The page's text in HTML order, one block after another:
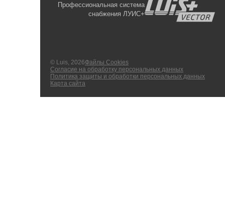
Профессиональная система
снабжения ЛУИС+
© Luis, 2026Файлы Cookies
Согласие на обработку персональных данных
Политика защиты и обработки персональных данных
Карта сайта